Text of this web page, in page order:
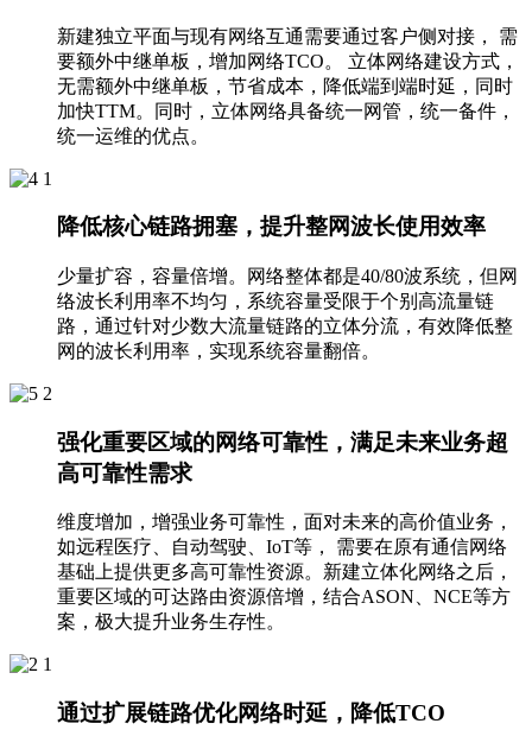
新建独立平面与现有网络互通需要通过客户侧对接， 需
要额外中继单板，增加网络TCO。 立体网络建设方式，
无需额外中继单板，节省成本，降低端到端时延，同时
加快TTM。同时，立体网络具备统一网管，统一备件，
统一运维的优点。
降低核心链路拥塞，提升整网波长使用效率
少量扩容，容量倍增。网络整体都是40/80波系统，但网
络波长利用率不均匀，系统容量受限于个别高流量链
路，通过针对少数大流量链路的立体分流，有效降低整
网的波长利用率，实现系统容量翻倍。
强化重要区域的网络可靠性，满足未来业务超
高可靠性需求
维度增加，增强业务可靠性，面对未来的高价值业务，
如远程医疗、自动驾驶、IoT等， 需要在原有通信网络
基础上提供更多高可靠性资源。新建立体化网络之后，
重要区域的可达路由资源倍增，结合ASON、NCE等方
案，极大提升业务生存性。
通过扩展链路优化网络时延，降低TCO